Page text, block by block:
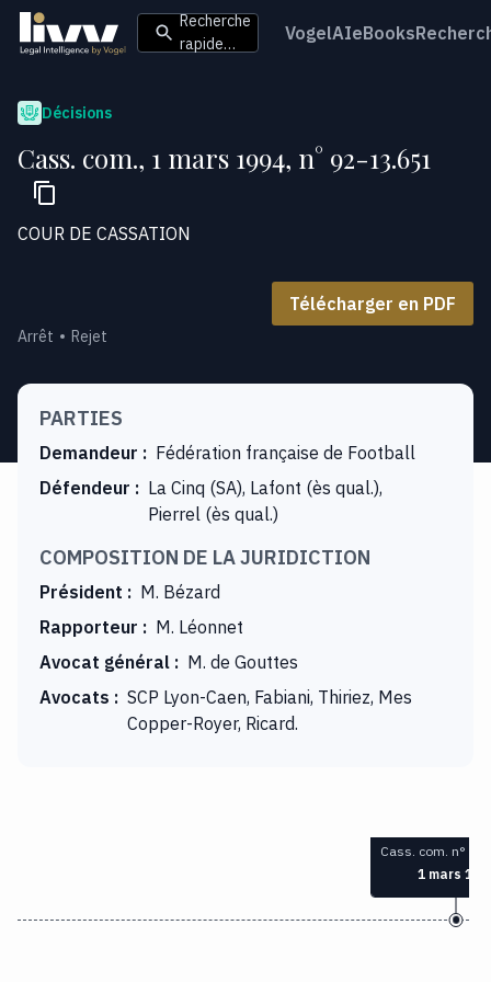
Recherche
rapide…
VogelAIeBooks
Décisions
Cass. com., 1 mars 1994, n° 92-13.651
COUR DE CASSATION
Télécharger en PDF
Arrêt Rejet
PARTIES
Demandeur : Fédération française de Football
Défendeur : La Cinq (SA), Lafont (ès qual.),
Pierrel (ès qual.)
COMPOSITION DE LA JURIDICTION
Président : M. Bézard
Rapporteur : M. Léonnet
Avocat général : M. de Gouttes
Avocats : SCP Lyon-Caen, Fabiani, Thiriez, Mes
Copper-Royer, Ricard.
Cass. com. n°
1 mars